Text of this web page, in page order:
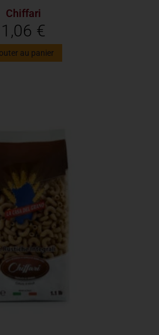
Chiffari
1,06 €
au panier